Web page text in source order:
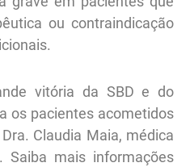
ou contraindicação
vitória da SBD e do
os pacientes acometidos
Claudia Maia, médica
Saiba mais informações